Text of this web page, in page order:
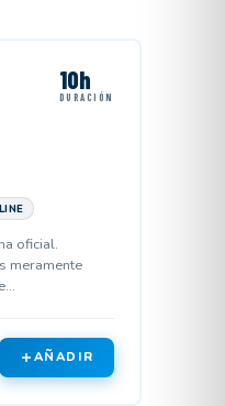
10h
DURACIÓN
oficial.
meramente
AÑADIR